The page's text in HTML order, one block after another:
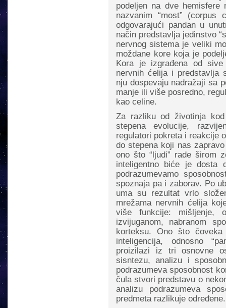
podeljen na dve hemisfere
nazvanim “most” (corpus
odgovarajući pandan u
način predstavlja jedinstvo
nervnog sistema je veliki
moždane kore koja je
Kora je izgrađena od
nervnih ćelija i predstavlja
nju dospevaju nadražaji sa
manje ili više posredno,
kao celine.
Za razliku od životinja
stepena evolucije,
regulatori pokreta i reakcije
do stepena koji nas
ono što “ljudi” rade širom
inteligentno biće je dosta
podrazumevamo
spoznaja pa i zaborav. Po
uma su rezultat vrlo
mrežama nervnih ćelija
više funkcije: mišljenje,
izvijuganom, nabranom
korteksu. Ono što
inteligencija, odnosno
proizilazi iz tri osnovne
sisntezu, analizu i
podrazumeva sposobnost
čula stvori predstavu o
analizu podrazumeva
predmeta razlikuje određene.